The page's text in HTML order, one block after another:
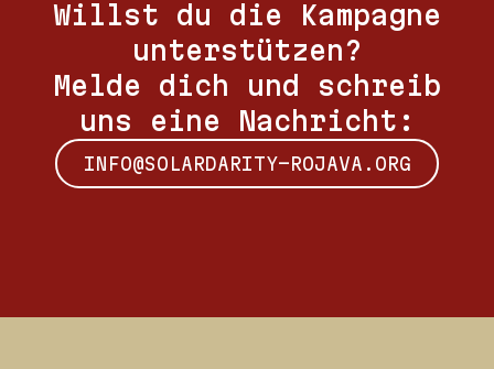
Willst du die Kampagne
unterstützen?
Melde dich und schreib
uns eine Nachricht:
INFO@SOLARDARITY-ROJAVA.ORG